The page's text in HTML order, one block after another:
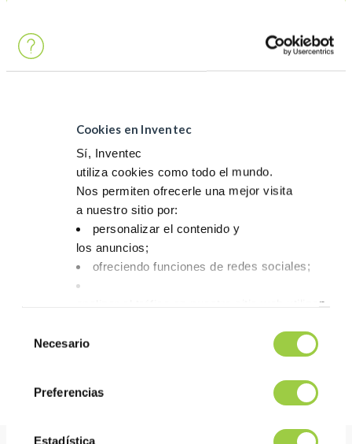
Cookies en Inventec
Sí, Inventec
utiliza cookies como todo el mundo.
Nos permiten ofrecerle una mejor visita
a nuestro sitio por:
personalizar el contenido y
los anuncios;
ofreciendo funciones de redes sociales;
analizar el tráfico en nuestro sitio web utilizando
No
te asustes, también puedes cambiar tus
Necesario
Preferencias
Estadística
ESPECIFICACIONES
Densidad aparente a 20°C
Solubilidad en agua
Solubilidad en alcohol
Punto de inflamación (°C) 21
Extracto seco % peso/peso (3 h a
18
Halógenos, % respecto al extracto
Equivalente clorado